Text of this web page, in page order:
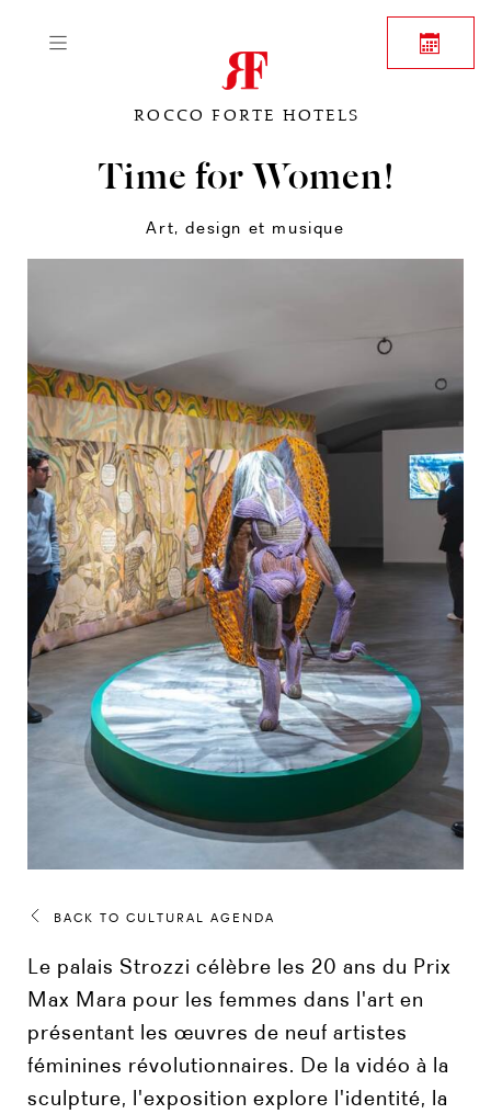
ROCCO FORTE HOTELS
Time for Women!
Art, design et musique
BACK TO CULTURAL AGENDA
Le palais Strozzi célèbre les 20 ans du Prix
Max Mara pour les femmes dans l'art en
présentant les œuvres de neuf artistes
féminines révolutionnaires. De la vidéo à la
sculpture, l'exposition explore l'identité, la